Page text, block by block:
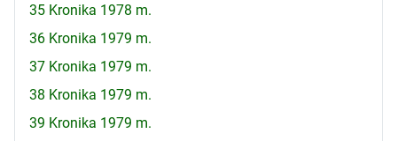
35 Kronika 1978 m.
36 Kronika 1979 m.
37 Kronika 1979 m.
38 Kronika 1979 m.
39 Kronika 1979 m.